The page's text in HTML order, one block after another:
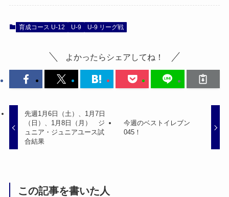
育成コース U-12 U-9 U-9 リーグ戦
よかったらシェアしてね！
先週1月6日（土）、1月7日
（日）、1月8日（月） ジ
ュニア・ジュニアユース試
合結果
今週のベストイレブン
045！
この記事を書いた人